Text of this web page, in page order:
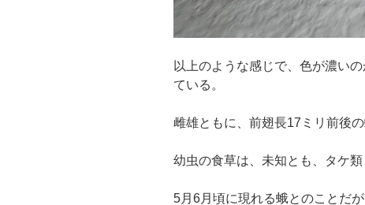
以上のような感じで、色が濃い
ている。
雌雄ともに、前翅長17ミリ前後の
幼虫の食草は、未知とも、タケ類
5月6月頃に現れる蛾とのことだ